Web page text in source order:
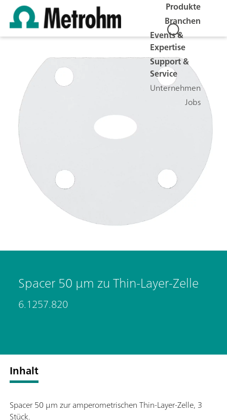
Produkte
Branchen
Events &
Expertise
Support &
Service
Unternehmen
Jobs
Spacer 50 µm zu Thin-Layer-Zelle
6.1257.820
Inhalt
Spacer 50 µm zur amperometrischen Thin-Layer-Zelle, 3
Stück.